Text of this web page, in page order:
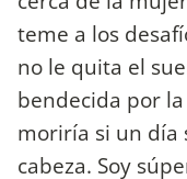
teme a los
no le quita el
bendecida por
moriría si un día
cabeza. Soy